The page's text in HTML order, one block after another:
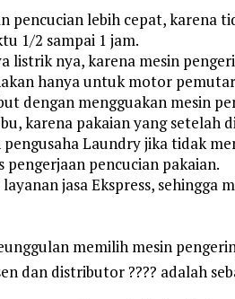
pencucian lebih cepat, karena
1/2 sampai 1 jam.
listrik nya, karena mesin
hanya untuk motor
dengan mengguakan mesin
karena pakaian yang setelah
Laundry jika tidak
pencucian pakaian.
jasa Ekspress, sehingga
memilih mesin
dan distributor ???? adalah